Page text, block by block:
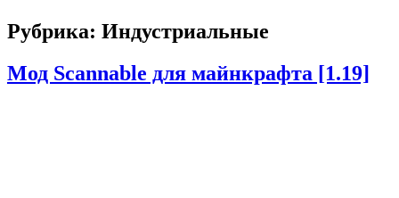
Рубрика: Индустриальные
Мод Scannable для майнкрафта [1.19]